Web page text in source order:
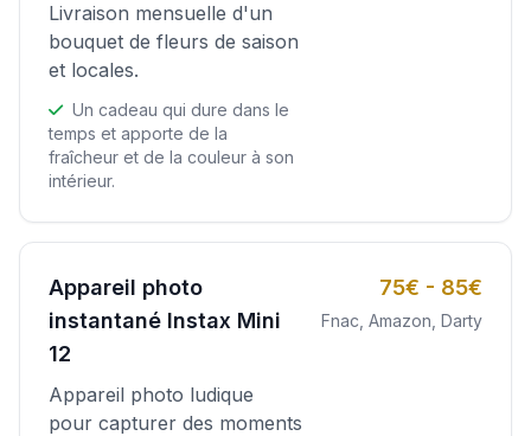
Livraison mensuelle d'un
bouquet de fleurs de saison
et locales.
Un cadeau qui dure dans le
temps et apporte de la
fraîcheur et de la couleur à son
intérieur.
Appareil photo
instantané Instax Mini
12
Appareil photo ludique
pour capturer des moments
75€ - 85€
Fnac, Amazon, Darty